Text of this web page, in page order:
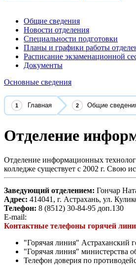
Общие сведения
Новости отделения
Специальности подготовки
Планы и графики работы
Расписание экзаменационной
Документы
Основные сведения
Главная Общие
Отделение
Отделение информационных
колледже существует с 2002 г. Свою
Заведующий отделением: Гончар
Адрес: 414041, г. Астрахань, ул.
Телефон: 8 (8512) 30-84-95 доп.130
E-mail:
Контактные телефоны горячей
"Горячая линия" Астраханский
"Горячая линия" министерства
Телефон доверия по